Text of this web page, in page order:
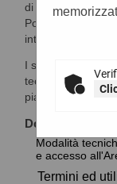
di ottenere le
Portale Appalti
interazione con la
I seguenti
tecniche per la
piattaforma
Documenti
Modalità
e accesso
Termini ed